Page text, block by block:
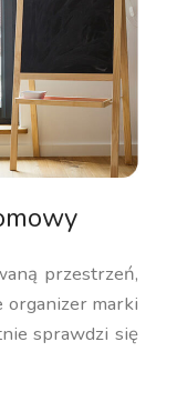
przestrzeń,
organizer marki
sprawdzi się